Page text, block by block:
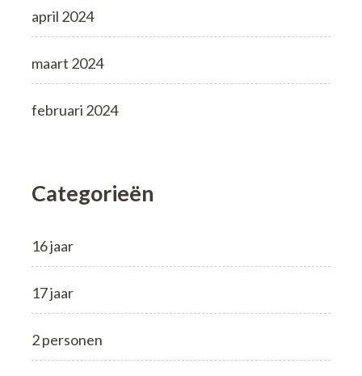
april 2024
maart 2024
februari 2024
Categorieën
16 jaar
17 jaar
2 personen